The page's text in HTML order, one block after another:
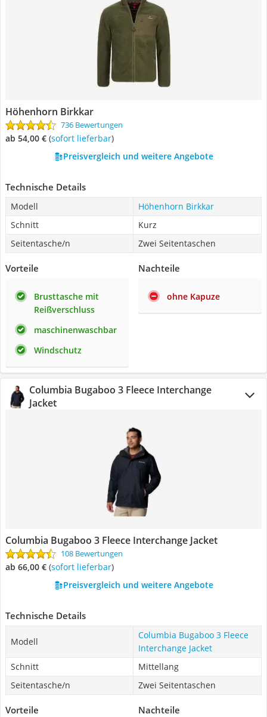
Höhenhorn Birkkar
736 Bewertungen
ab 54,00 € ( Sofort lieferbar)
Preisvergleich und weitere Angebote
Technische Details
Modell
Höhenhorn Birkkar
Schnitt
Kurz
Seitentasche/n
Zwei Seitentaschen
Vorteile
Brusttasche mit
Reißverschluss
maschinenwaschbar
Windschutz
Nachteile
ohne Kapuze
Columbia Bugaboo 3 Fleece Interchange
Jacket
Columbia Bugaboo 3 Fleece Interchange Jacket
108 Bewertungen
ab 66,00 € ( Sofort lieferbar)
Preisvergleich und weitere Angebote
Technische Details
Modell
Columbia Bugaboo 3 Fleece
Interchange Jacket
Schnitt
Mittellang
Seitentasche/n
Zwei Seitentaschen
Vorteile Nachteile